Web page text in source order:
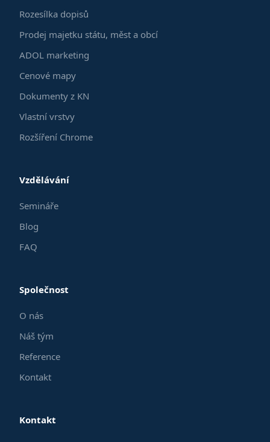
Rozesílka dopisů
Prodej majetku státu, měst a obcí
ADOL marketing
Cenové mapy
Dokumenty z KN
Vlastní vrstvy
Rozšíření Chrome
Vzdělávání
Semináře
Blog
FAQ
Společnost
O nás
Náš tým
Reference
Kontakt
Kontakt